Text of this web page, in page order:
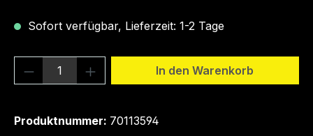
Sofort verfügbar, Lieferzeit: 1-2 Tage
Produkt Anzahl: Gib denIn den Warenkorb
Produktnummer: 70113594